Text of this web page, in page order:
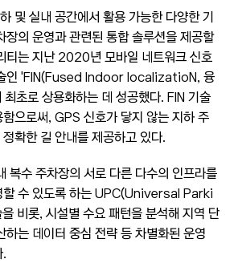
및 실내 공간에서 활용 가능한 다양한 기
장의 운영과 관련된 통합 솔루션을 제공할
티는 지난 2020년 모바일 네트워크 신호
인 'FIN(Fused Indoor localizatioN, 융
초로 상용화하는 데 성공했다. FIN 기술
으로써, GPS 신호가 닿지 않는 지하 주
확한 길 안내를 제공하고 있다.
복수 주차장의 서로 다른 다수의 인프라를
할 수 있도록 하는 UPC(Universal Parki
비롯, 시설별 수요 패턴을 분석해 지역 단
하는 데이터 중심 전략 등 차별화된 운영
.